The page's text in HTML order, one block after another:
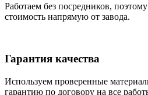
Работаем без посредников,
стоимость напрямую от завода.
Гарантия качества
Используем проверенные
гарантию по договору на все